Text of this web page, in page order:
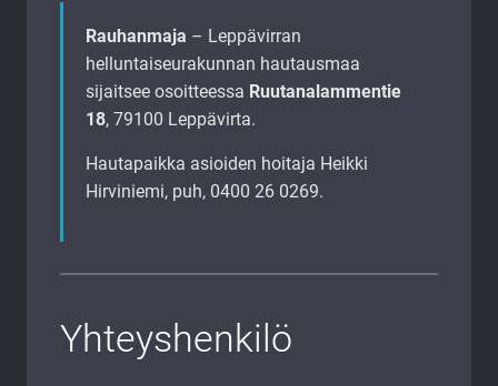
Rauhanmaja – Leppävirran
helluntaiseurakunnan hautausmaa
sijaitsee osoitteessa Ruutanalammentie
18, 79100 Leppävirta.
Hautapaikka asioiden hoitaja Heikki
Hirviniemi, puh, 0400 26 0269.
Yhteyshenkilö